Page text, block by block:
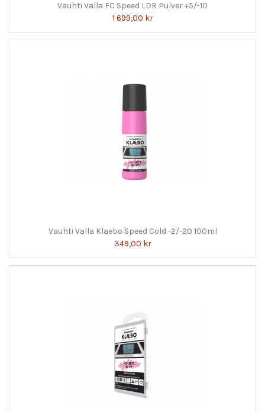
Vauhti Valla FC Speed LDR Pulver +5/-10
1 699,00 kr
Vauhti Valla Klaebo Speed Cold -2/-20 100ml
349,00 kr